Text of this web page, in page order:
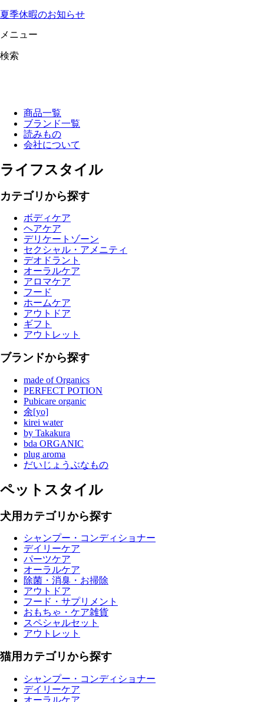
夏季休暇のお知らせ
メニュー
検索
商品一覧
ブランド一覧
読みもの
会社について
ライフスタイル
カテゴリから探す
ボディケア
ヘアケア
デリケートゾーン
セクシャル・アメニティ
デオドラント
オーラルケア
アロマケア
フード
ホームケア
アウトドア
ギフト
アウトレット
ブランドから探す
made of Organics
PERFECT POTION
Pubicare organic
余[yo]
kirei water
by Takakura
bda ORGANIC
plug aroma
だいじょうぶなもの
ペットスタイル
犬用カテゴリから探す
シャンプー・コンディショナー
デイリーケア
パーツケア
オーラルケア
除菌・消臭・お掃除
アウトドア
フード・サプリメント
おもちゃ・ケア雑貨
スペシャルセット
アウトレット
猫用カテゴリから探す
シャンプー・コンディショナー
デイリーケア
オーラルケア